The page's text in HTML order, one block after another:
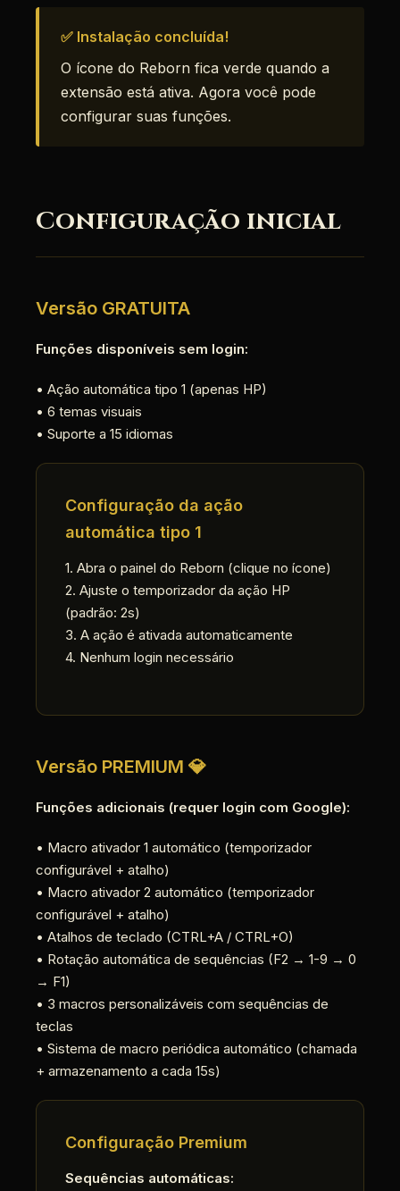
✅ Instalação concluída!
O ícone do Reborn fica verde quando a
extensão está ativa. Agora você pode
configurar suas funções.
Configuração inicial
Versão GRATUITA
Funções disponíveis sem login:
• Ação automática tipo 1 (apenas HP)
• 6 temas visuais
• Suporte a 15 idiomas
Configuração da ação
automática tipo 1
1. Abra o painel do Reborn (clique no ícone)
2. Ajuste o temporizador da ação HP
(padrão: 2s)
3. A ação é ativada automaticamente
4. Nenhum login necessário
Versão PREMIUM 💎
Funções adicionais (requer login com Google):
• Macro ativador 1 automático (temporizador
configurável + atalho)
• Macro ativador 2 automático (temporizador
configurável + atalho)
• Atalhos de teclado (CTRL+A / CTRL+O)
• Rotação automática de sequências (F2 → 1-9 → 0
→ F1)
• 3 macros personalizáveis com sequências de
teclas
• Sistema de macro periódica automático (chamada
+ armazenamento a cada 15s)
Configuração Premium
Sequências automáticas: